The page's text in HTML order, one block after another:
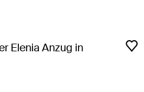
Elenia Anzug in